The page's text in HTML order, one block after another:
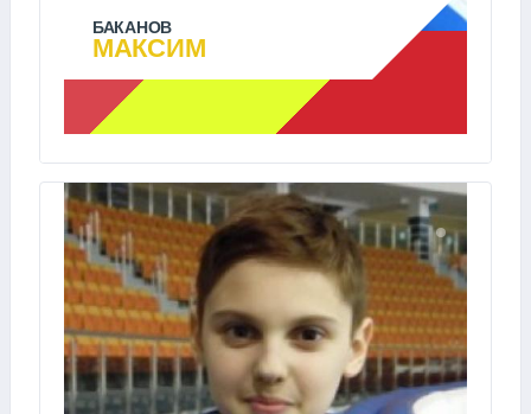
БАКАНОВ
МАКСИМ